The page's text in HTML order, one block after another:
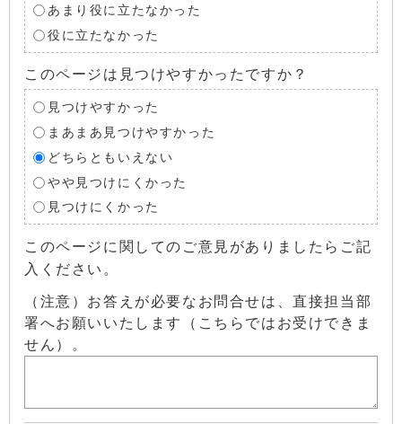
あまり役に立たなかった
役に立たなかった
このページは見つけやすかったですか？
見つけやすかった
まあまあ見つけやすかった
どちらともいえない
やや見つけにくかった
見つけにくかった
このページに関してのご意見がありましたらご記
入ください。
（注意）お答えが必要なお問合せは、直接担当部
署へお願いいたします（こちらではお受けできま
せん）。